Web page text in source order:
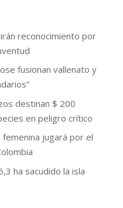
reconocimiento por
fusionan vallenato y
destinan $ 200
en peligro crítico
jugará por el
ha sacudido la isla